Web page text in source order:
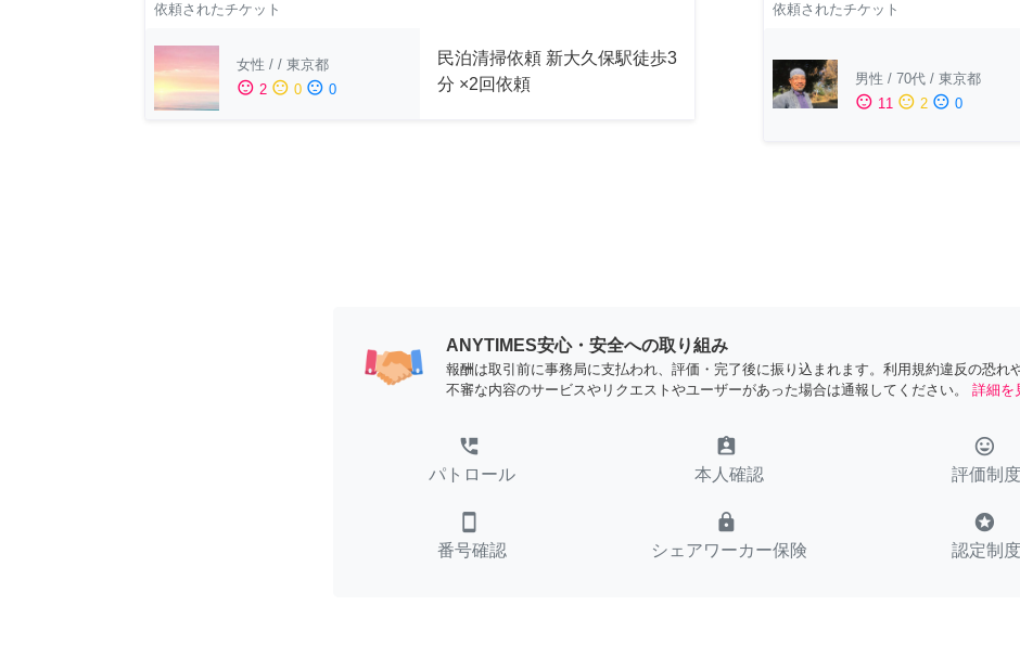
依頼されたチケット
女性 / / 東京都
sentiment_satisfied 2 sentiment_neutral 0 sentiment_dissatisfied 0
民泊清掃依頼 新大久保駅徒歩3
分 ×2回依頼
依頼されたチケット
男性 / 70代 / 東京都
sentiment_satisfied 11 sentiment_neutral 2 sentiment_dissatisfied 0
ANYTIMES安心・安全への取り組み
報酬は取引前に事務局に支払われ、評価・完了後に振り込まれます。利用規約違反の恐れ
不審な内容のサービスやリクエストやユーザーがあった場合は通報してください。
詳細を
perm_phone_msg
パトロール
assignment_ind
本人確認
tag_faces
評価制度
smartphone
番号確認
lock
シェアワーカー保険
stars
認定制度